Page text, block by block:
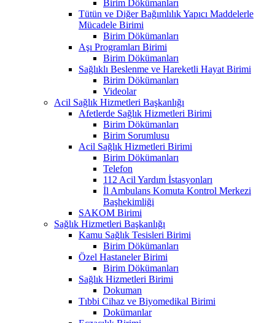
Birim Dökümanları
Tütün ve Diğer Bağımlılık Yapıcı Maddelerle
Mücadele Birimi
Birim Dökümanları
Aşı Programları Birimi
Birim Dökümanları
Sağlıklı Beslenme ve Hareketli Hayat Birimi
Birim Dökümanları
Videolar
Acil Sağlık Hizmetleri Başkanlığı
Afetlerde Sağlık Hizmetleri Birimi
Birim Dökümanları
Birim Sorumlusu
Acil Sağlık Hizmetleri Birimi
Birim Dökümanları
Telefon
112 Acil Yardım İstasyonları
İl Ambulans Komuta Kontrol Merkezi
Başhekimliği
SAKOM Birimi
Sağlık Hizmetleri Başkanlığı
Kamu Sağlık Tesisleri Birimi
Birim Dökümanları
Özel Hastaneler Birimi
Birim Dökümanları
Sağlık Hizmetleri Birimi
Dokuman
Tıbbi Cihaz ve Biyomedikal Birimi
Dokümanlar